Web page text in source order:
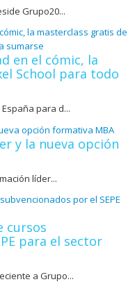
Grupo20...
en el cómic, la
School para todo
para d...
y la nueva opción
líder...
cursos
para el sector
a Grupo...